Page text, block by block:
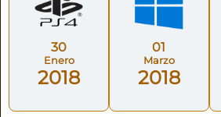
30
Enero
2018
01
Marzo
2018